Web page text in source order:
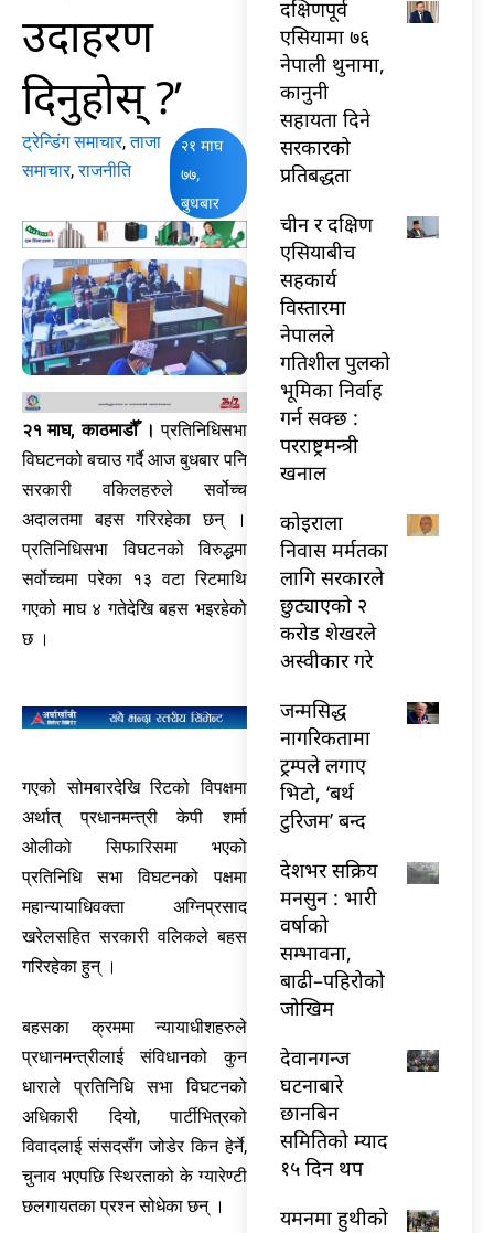
उदाहरण
दिनुहोस् ?’
ट्रेन्डिंग समाचार,ताजा
समाचार,राजनीति
२१ माघ
७७,
बुधबार
२१ माघ, काठमाडौँ । प्रतिनिधिसभा
विघटनको बचाउ गर्दै आज बुधबार पनि
सरकारी वकिलहरुले सर्वोच्च
अदालतमा बहस गरिरहेका छन् ।
प्रतिनिधिसभा विघटनको विरुद्धमा
सर्वोच्चमा परेका १३ वटा रिटमाथि
गएको माघ ४ गतेदेखि बहस भइरहेको
छ ।
गएको सोमबारदेखि रिटको विपक्षमा
अर्थात् प्रधानमन्त्री केपी शर्मा
ओलीको सिफारिसमा भएको
प्रतिनिधि सभा विघटनको पक्षमा
महान्यायाधिवक्ता अग्निप्रसाद
खरेलसहित सरकारी वलिकले बहस
गरिरहेका हुन् ।
बहसका क्रममा न्यायाधीशहरुले
प्रधानमन्त्रीलाई संविधानको कुन
धाराले प्रतिनिधि सभा विघटनको
अधिकारी दियो, पार्टीभित्रको
विवादलाई संसदसँग जोडेर किन हेर्ने,
चुनाव भएपछि स्थिरताको के ग्यारेण्टी
छलगायतका प्रश्न सोधेका छन् ।
दक्षिणपूर्व
एसियामा ७६
नेपाली थुनामा,
कानुनी
सहायता दिने
सरकारको
प्रतिबद्धता
चीन र दक्षिण
एसियाबीच
सहकार्य
विस्तारमा
नेपालले
गतिशील पुलको
भूमिका निर्वाह
गर्न सक्छ :
परराष्ट्रमन्त्री
खनाल
कोइराला
निवास मर्मतका
लागि सरकारले
छुट्याएको २
करोड शेखरले
अस्वीकार गरे
जन्मसिद्ध
नागरिकतामा
ट्रम्पले लगाए
भिटो, ‘बर्थ
टुरिजम’ बन्द
देशभर सक्रिय
मनसुन : भारी
वर्षाको
सम्भावना,
बाढी–पहिरोको
जोखिम
देवानगन्ज
घटनाबारे
छानबिन
समितिको म्याद
१५ दिन थप
यमनमा हुथीको